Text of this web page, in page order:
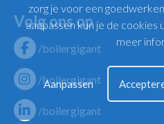
Volg ons op
/boilergigant
/boilergigant
/boilergigant
zorg je voor een
aanpassen kun je de cookies
meer
Aanpassen